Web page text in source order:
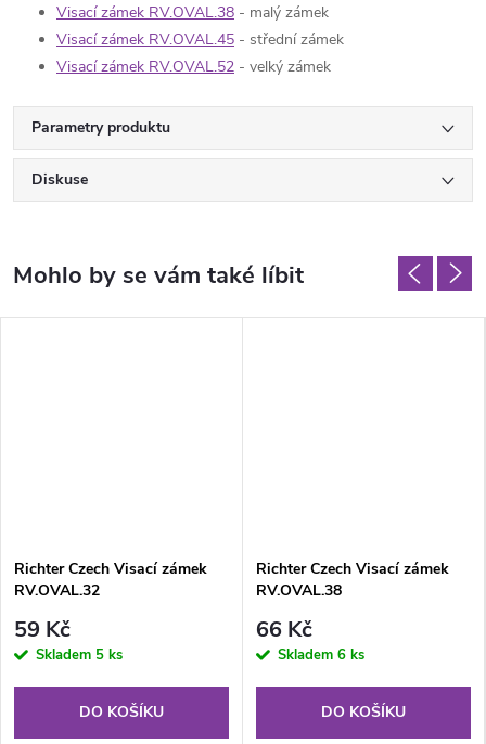
Visací zámek RV.OVAL.38 - malý zámek
Visací zámek RV.OVAL.45 - střední zámek
Visací zámek RV.OVAL.52 - velký zámek
Parametry produktu
Diskuse
Richter Czech Visací zámek
RV.OVAL.32
59 Kč
Skladem 5 ks
DO KOŠÍKU
Richter Czech Visací zámek
RV.OVAL.38
66 Kč
Skladem 6 ks
DO KOŠÍKU